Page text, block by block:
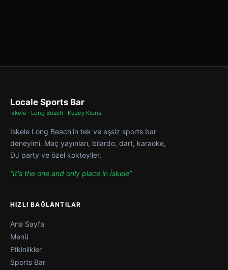
Locale Sports Bar
İskele · Long Beach · Kuzey Kıbrıs
İskele Long Beach'in tek ve eşsiz sports bar
deneyimi. Maç yayınları, bilardo, dart, karaoke,
DJ party ve özel kokteyller.
“It's the one and only place in İskele”
HIZLI BAĞLANTILAR
Ana Sayfa
Menü
Etkinlikler
Sports Bar